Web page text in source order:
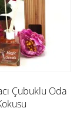
Çubuklu Oda